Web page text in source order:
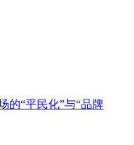
的“平民化”与“品牌